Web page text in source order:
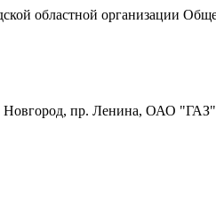
областной организации
Новгород, пр. Ленина, ОАО "ГАЗ"